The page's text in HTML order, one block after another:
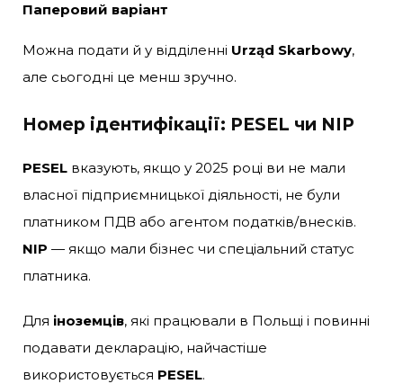
Паперовий варіант
Можна подати й у відділенні Urząd Skarbowy,
але сьогодні це менш зручно.
Номер ідентифікації: PESEL чи NIP
PESEL вказують, якщо у 2025 році ви не мали
власної підприємницької діяльності, не були
платником ПДВ або агентом податків/внесків.
NIP — якщо мали бізнес чи спеціальний статус
платника.
Для іноземців, які працювали в Польщі і повинні
подавати декларацію, найчастіше
використовується PESEL.